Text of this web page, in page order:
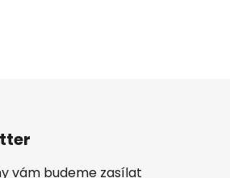
vám budeme zasílat